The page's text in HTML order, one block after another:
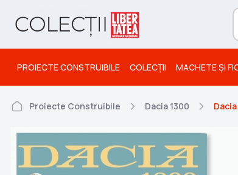
PROIECTE CONSTRUIBILE COLECȚII MACHETE ȘI
Proiecte Construibile Dacia 1300